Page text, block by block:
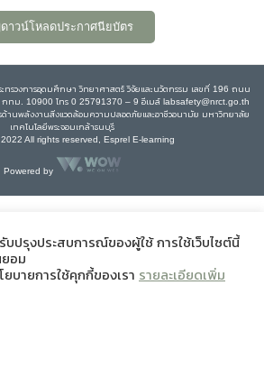
ดาวน์โหลดประกาศนียบัตร
ทรวงการอุดมศึกษา วิทยาศาสตร์ วิจัยและนวัตกรรม เลขที่ 196 ถนน
กทม. 10900 โทร 0 25791370 – 9 อีเมล์ labsafety@nrct.go.th
านพลังงานสิ่งแวดล้อมความปลอดภัยและอาชีวอนามัย มหาวิทยาลัย
เทคโนโลยีพระจอมเกล้าธนบุรี
All rights reserved, Esprel E-learning
Powered by
บปรุงประสบการณ์ของผู้ใช้ การใช้เว็บไซต์นี้
ยอม
บายการใช้คุกกี้ของเรา รายละเอียดเพิ่ม